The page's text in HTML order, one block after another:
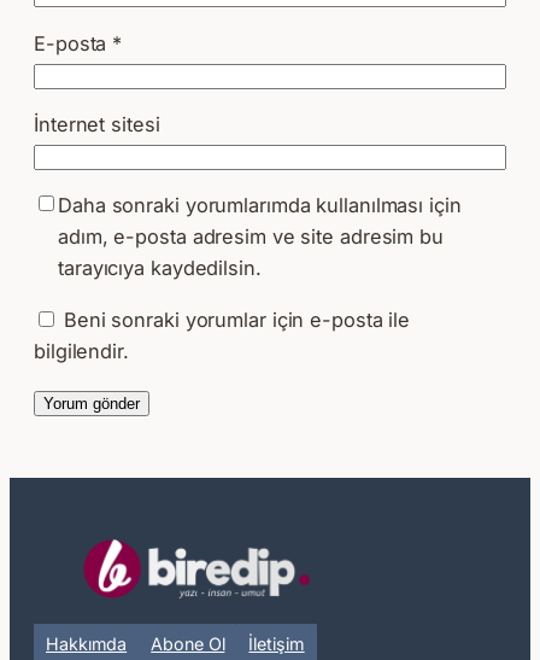
E-posta *
İnternet sitesi
Daha sonraki yorumlarımda kullanılması için
adım, e-posta adresim ve site adresim bu
tarayıcıya kaydedilsin.
Beni sonraki yorumlar için e-posta ile
bilgilendir.
Hakkımda Abone Ol İletişim